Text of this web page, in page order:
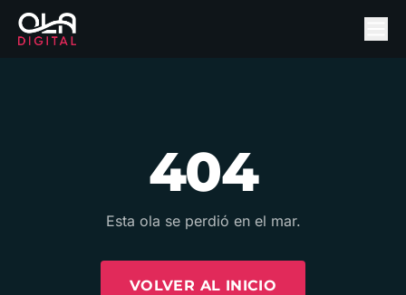
404
Esta ola se perdió en el mar.
VOLVER AL INICIO